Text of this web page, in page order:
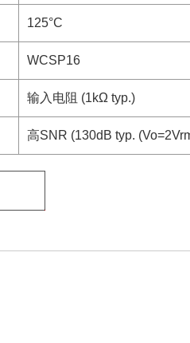
125°C
WCSP16
输入电阻 (1kΩ typ.)
高SNR (130dB typ.